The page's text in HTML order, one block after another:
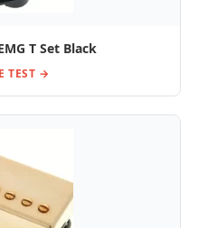
T Set Black
TEST →